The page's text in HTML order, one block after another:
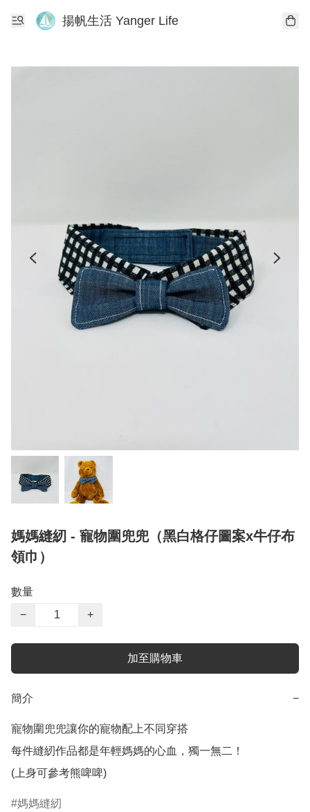
揚帆生活 Yanger Life
媽媽縫紉 - 寵物圍兜兜（黑白格仔圖案x牛仔布
領巾）
數量
−
+
加至購物車
簡介 −
寵物圍兜兜讓你的寵物配上不同穿搭
每件縫紉作品都是年輕媽媽的心血，獨一無二！
(上身可參考熊啤啤)
媽媽縫紉